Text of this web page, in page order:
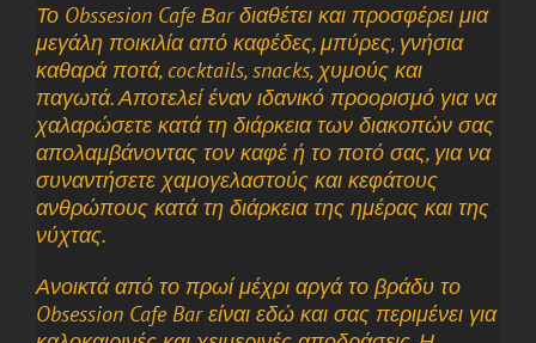
Το Obssesion Cafe Βar διαθέτει και προσφέρει μια
μεγάλη ποικιλία από καφέδες, μπύρες, γνήσια
καθαρά ποτά, cocktails, snacks, χυμούς και
παγωτά. Αποτελεί έναν ιδανικό προορισμό για να
χαλαρώσετε κατά τη διάρκεια των διακοπών σας
απολαμβάνοντας τον καφέ ή το ποτό σας, για να
συναντήσετε χαμογελαστούς και κεφάτους
ανθρώπους κατά τη διάρκεια της ημέρας και της
νύχτας.
Ανοικτά από το πρωί μέχρι αργά το βράδυ το
Obsession Cafe Bar είναι εδώ και σας περιμένει για